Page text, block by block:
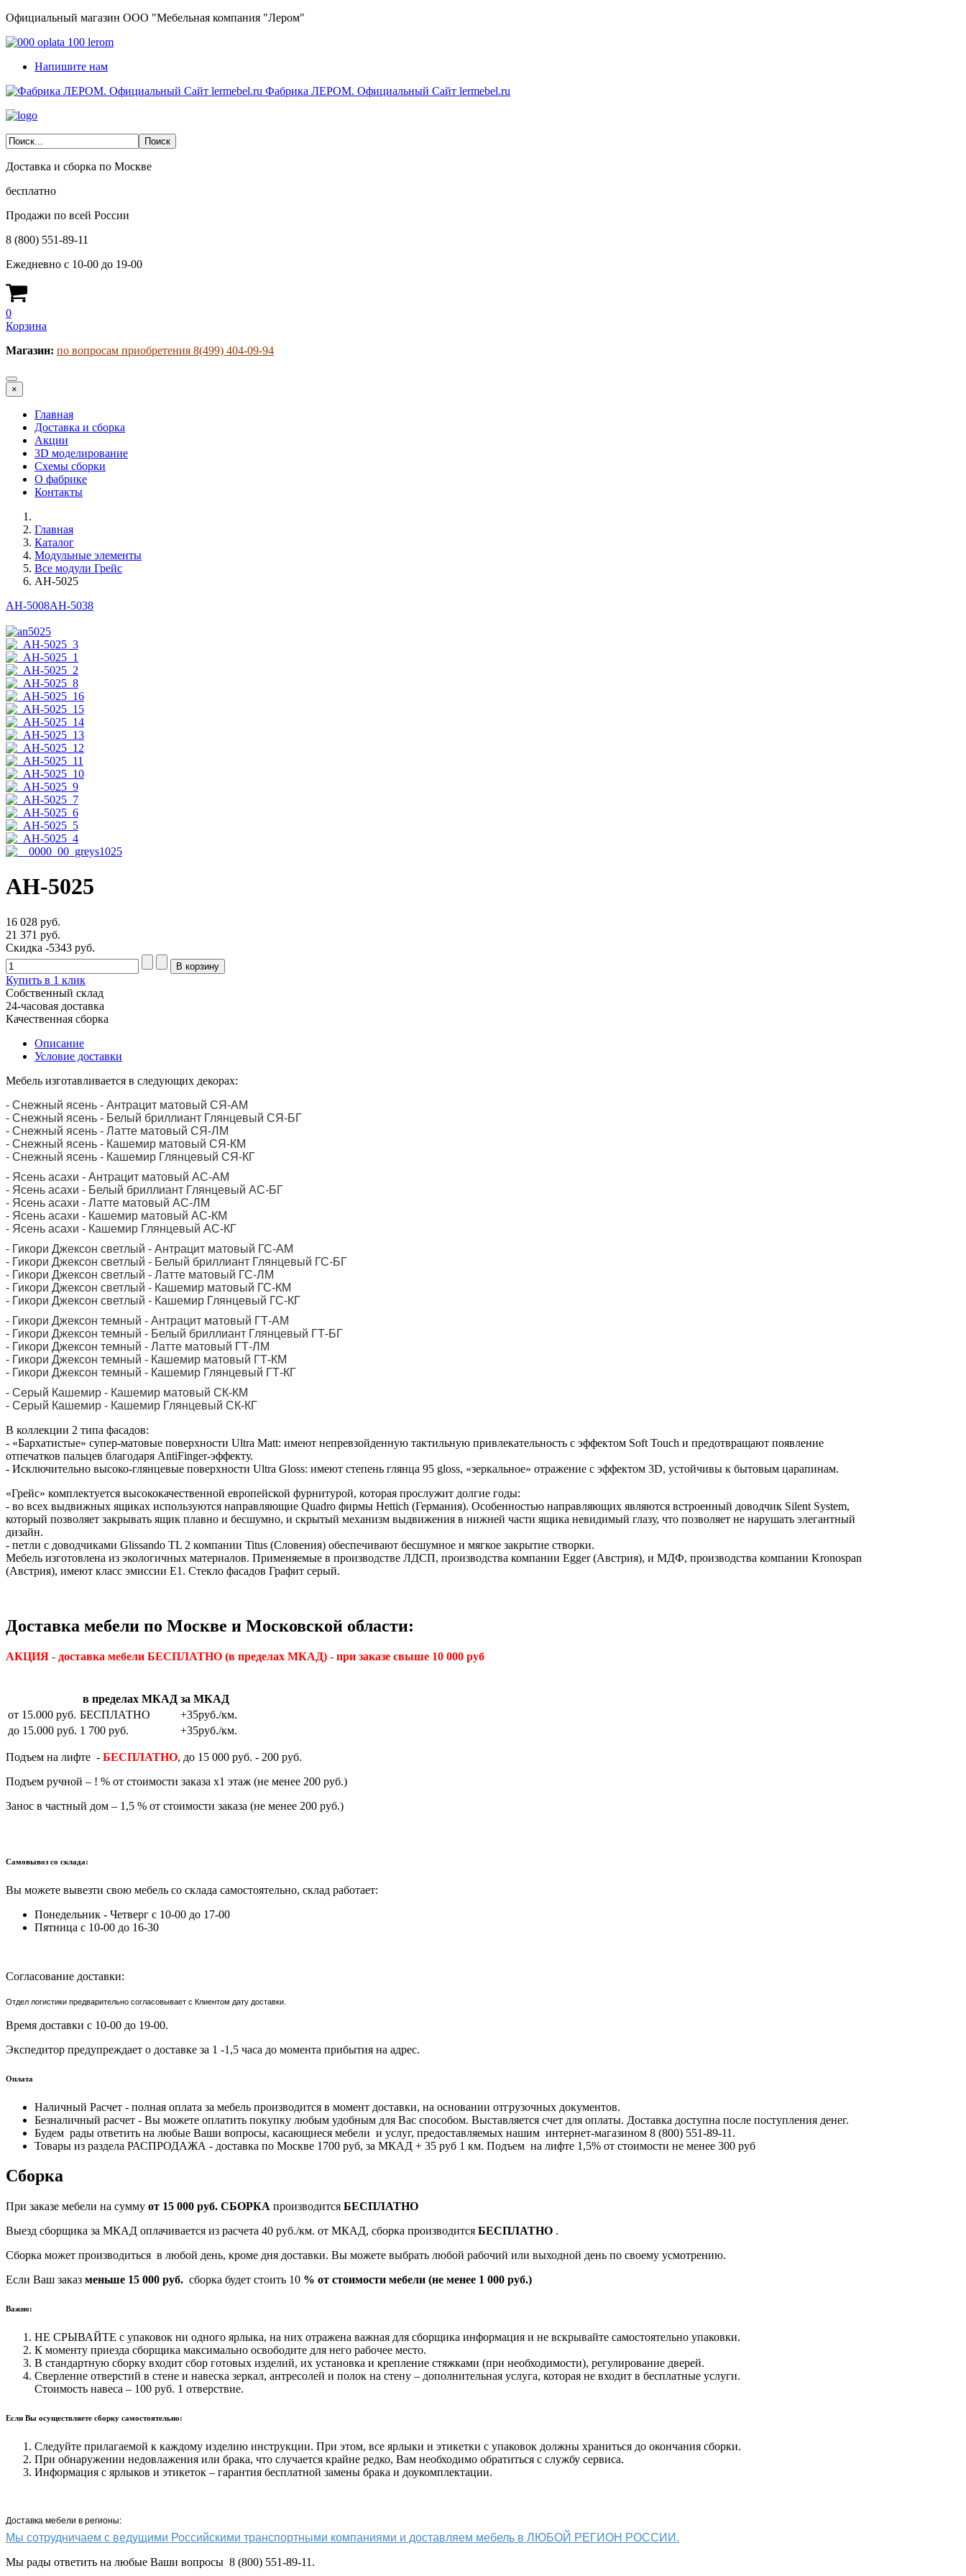
Официальный магазин ООО "Мебельная компания "Лером"
Напишите нам
Фабрика ЛЕРОМ. Официальный Сайт lermebel.ru
Доставка и сборка по Москве
бесплатно
Продажи по всей России
8 (800) 551-89-11
Ежедневно с 10-00 до 19-00
0
Корзина
Магазин: по вопросам приобретения 8(499) 404-09-94
×
Главная
Доставка и сборка
Акции
3D моделирование
Схемы сборки
О фабрике
Контакты
Главная
Каталог
Модульные элементы
Все модули Грейс
АН-5025
АН-5008АН-5038
АН-5025
16 028 руб.
21 371 руб.
Скидка -5343 руб.
Купить в 1 клик
Собственный склад
24-часовая доставка
Качественная сборка
Описание
Условие доставки
Мебель изготавливается в следующих декорах:
- Снежный ясень - Антрацит матовый СЯ-АМ
- Снежный ясень - Белый бриллиант Глянцевый СЯ-БГ
- Снежный ясень - Латте матовый СЯ-ЛМ
- Снежный ясень - Кашемир матовый СЯ-КМ
- Снежный ясень - Кашемир Глянцевый СЯ-КГ
- Ясень асахи - Антрацит матовый АС-АМ
- Ясень асахи - Белый бриллиант Глянцевый АС-БГ
- Ясень асахи - Латте матовый АС-ЛМ
- Ясень асахи - Кашемир матовый АС-КМ
- Ясень асахи - Кашемир Глянцевый АС-КГ
- Гикори Джексон светлый - Антрацит матовый ГС-АМ
- Гикори Джексон светлый - Белый бриллиант Глянцевый ГС-БГ
- Гикори Джексон светлый - Латте матовый ГС-ЛМ
- Гикори Джексон светлый - Кашемир матовый ГС-КМ
- Гикори Джексон светлый - Кашемир Глянцевый ГС-КГ
- Гикори Джексон темный - Антрацит матовый ГТ-АМ
- Гикори Джексон темный - Белый бриллиант Глянцевый ГТ-БГ
- Гикори Джексон темный - Латте матовый ГТ-ЛМ
- Гикори Джексон темный - Кашемир матовый ГТ-КМ
- Гикори Джексон темный - Кашемир Глянцевый ГТ-КГ
- Серый Кашемир - Кашемир матовый СК-КМ
- Серый Кашемир - Кашемир Глянцевый СК-КГ
В коллекции 2 типа фасадов:
- «Бархатистые» супер-матовые поверхности Ultra Matt: имеют непревзойденную тактильную привлекательность с эффектом Soft Touch и предотвращают появление
отпечатков пальцев благодаря AntiFinger-эффекту.
- Исключительно высоко-глянцевые поверхности Ultra Gloss: имеют степень глянца 95 gloss, «зеркальное» отражение с эффектом 3D, устойчивы к бытовым царапинам.
«Грейс» комплектуется высококачественной европейской фурнитурой, которая прослужит долгие годы:
- во всех выдвижных ящиках используются направляющие Quadro фирмы Hettich (Германия). Особенностью направляющих являются встроенный доводчик Silent System,
который позволяет закрывать ящик плавно и бесшумно, и скрытый механизм выдвижения в нижней части ящика невидимый глазу, что позволяет не нарушать элегантный
дизайн.
- петли с доводчиками Glissando TL 2 компании Titus (Словения) обеспечивают бесшумное и мягкое закрытие створки.
Мебель изготовлена из экологичных материалов. Применяемые в производстве ЛДСП, производства компании Egger (Австрия), и МДФ, производства компании Kronospan
(Австрия), имеют класс эмиссии Е1. Стекло фасадов Графит серый.
Доставка мебели по Москве и Московской области:
АКЦИЯ - доставка мебели БЕСПЛАТНО (в пределах МКАД) - при заказе свыше 10 000 руб
в пределах МКАД за МКАД
от 15.000 руб. БЕСПЛАТНО
+35руб./км.
до 15.000 руб. 1 700 руб. +35руб./км.
Подъем на лифте - БЕСПЛАТНО, до 15 000 руб. - 200 руб.
Подъем ручной – ! % от стоимости заказа х1 этаж (не менее 200 руб.)
Занос в частный дом – 1,5 % от стоимости заказа (не менее 200 руб.)
Самовывоз со склада:
Вы можете вывезти свою мебель со склада самостоятельно, склад работает:
Понедельник - Четверг с 10-00 до 17-00
Пятница с 10-00 до 16-30
Согласование доставки:
Отдел логистики предварительно согласовывает с Клиентом дату доставки.
Время доставки с 10-00 до 19-00.
Экспедитор предупреждает о доставке за 1 -1,5 часа до момента прибытия на адрес.
Оплата
Наличный Расчет - полная оплата за мебель производится в момент доставки, на основании отгрузочных документов.
Безналичный расчет - Вы можете оплатить покупку любым удобным для Вас способом. Выставляется счет для оплаты. Доставка доступна после поступления денег.
Будем рады ответить на любые Ваши вопросы, касающиеся мебели и услуг, предоставляемых нашим интернет-магазином 8 (800) 551-89-11.
Товары из раздела РАСПРОДАЖА - доставка по Москве 1700 руб, за МКАД + 35 руб 1 км. Подъем на лифте 1,5% от стоимости не менее 300 руб
Сборка
При заказе мебели на сумму от 15 000 руб. СБОРКА производится БЕСПЛАТНО
Выезд сборщика за МКАД оплачивается из расчета 40 руб./км. от МКАД, сборка производится БЕСПЛАТНО .
Сборка может производиться в любой день, кроме дня доставки. Вы можете выбрать любой рабочий или выходной день по своему усмотрению.
Если Ваш заказ меньше 15 000 руб. сборка будет стоить 10 % от стоимости мебели (не менее 1 000 руб.)
Важно:
НЕ СРЫВАЙТЕ с упаковок ни одного ярлыка, на них отражена важная для сборщика информация и не вскрывайте самостоятельно упаковки.
К моменту приезда сборщика максимально освободите для него рабочее место.
В стандартную сборку входит сбор готовых изделий, их установка и крепление стяжками (при необходимости), регулирование дверей.
Сверление отверстий в стене и навеска зеркал, антресолей и полок на стену – дополнительная услуга, которая не входит в бесплатные услуги.
Стоимость навеса – 100 руб. 1 отверствие.
Если Вы осуществляете сборку самостоятельно:
Следуйте прилагаемой к каждому изделию инструкции. При этом, все ярлыки и этикетки с упаковок должны храниться до окончания сборки.
При обнаружении недовлажения или брака, что случается крайне редко, Вам необходимо обратиться с службу сервиса.
Информация с ярлыков и этикеток – гарантия бесплатной замены брака и доукомплектации.
Доставка мебели в регионы:
Мы сотрудничаем с ведущими Российскими транспортными компаниями и доставляем мебель в ЛЮБОЙ РЕГИОН РОССИИ.
Мы рады ответить на любые Ваши вопросы 8 (800) 551-89-11.